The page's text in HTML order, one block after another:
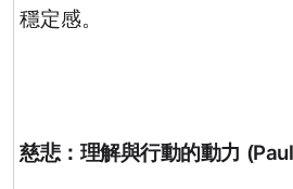
穩定感。
慈悲：理解與行動的動力 (